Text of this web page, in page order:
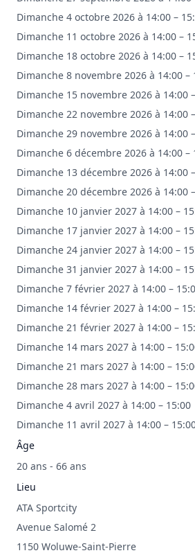
Dimanche 4 octobre 2026 à 14:00 –
Dimanche 11 octobre 2026 à 14:00 –
Dimanche 18 octobre 2026 à 14:00 –
Dimanche 8 novembre 2026 à 14:00 –
Dimanche 15 novembre 2026 à 14:00
Dimanche 22 novembre 2026 à 14:00
Dimanche 29 novembre 2026 à 14:00
Dimanche 6 décembre 2026 à 14:00 –
Dimanche 13 décembre 2026 à 14:00
Dimanche 20 décembre 2026 à 14:00
Dimanche 10 janvier 2027 à 14:00 –
Dimanche 17 janvier 2027 à 14:00 –
Dimanche 24 janvier 2027 à 14:00 –
Dimanche 31 janvier 2027 à 14:00 –
Dimanche 7 février 2027 à 14:00 –
Dimanche 14 février 2027 à 14:00 –
Dimanche 21 février 2027 à 14:00 –
Dimanche 14 mars 2027 à 14:00 –
Dimanche 21 mars 2027 à 14:00 –
Dimanche 28 mars 2027 à 14:00 –
Dimanche 4 avril 2027 à 14:00 – 15:00
Dimanche 11 avril 2027 à 14:00 –
Âge
20 ans - 66 ans
Lieu
ATA Sportcity
Avenue Salomé 2
1150 Woluwe-Saint-Pierre